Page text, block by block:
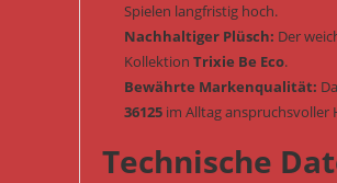
Spielen langfristig hoch.
Nachhaltiger Plüsch: Der
Kollektion Trixie Be Eco.
Bewährte Markenqualität:
36125 im Alltag anspruchsvoller
Technische